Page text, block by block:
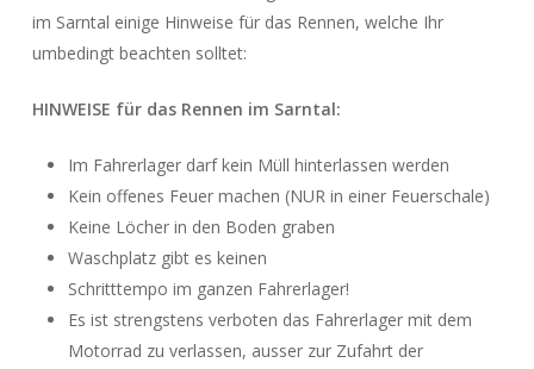
im Sarntal einige Hinweise für das Rennen, welche Ihr
umbedingt beachten solltet:
HINWEISE für das Rennen im Sarntal:
Im Fahrerlager darf kein Müll hinterlassen werden
Kein offenes Feuer machen (NUR in einer Feuerschale)
Keine Löcher in den Boden graben
Waschplatz gibt es keinen
Schritttempo im ganzen Fahrerlager!
Es ist strengstens verboten das Fahrerlager mit dem
Motorrad zu verlassen, ausser zur Zufahrt der